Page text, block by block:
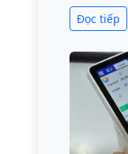
Đọc tiếp